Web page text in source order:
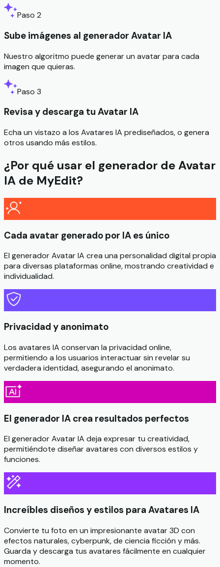
Paso 2
Sube imágenes al generador Avatar IA
Nuestro algoritmo puede generar un avatar para cada
imagen que quieras.
Paso 3
Revisa y descarga tu Avatar IA
Echa un vistazo a los Avatares IA prediseñados, o genera
otros usando más estilos.
¿Por qué usar el generador de Avatar
IA de MyEdit?
Cada avatar generado por IA es único
El generador Avatar IA crea una personalidad digital propia
para diversas plataformas online, mostrando creatividad e
individualidad.
Privacidad y anonimato
Los avatares IA conservan la privacidad online,
permitiendo a los usuarios interactuar sin revelar su
verdadera identidad, asegurando el anonimato.
El generador IA crea resultados perfectos
El generador Avatar IA deja expresar tu creatividad,
permitiéndote diseñar avatares con diversos estilos y
funciones.
Increíbles diseños y estilos para Avatares IA
Convierte tu foto en un impresionante avatar 3D con
efectos naturales, cyberpunk, de ciencia ficción y más.
Guarda y descarga tus avatares fácilmente en cualquier
momento.